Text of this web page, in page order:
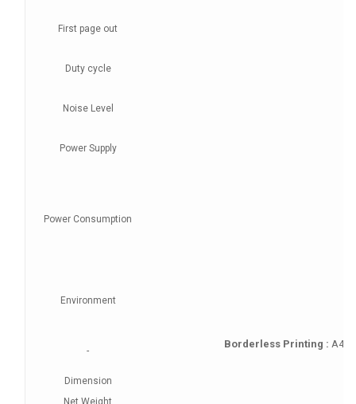
First page out
Duty cycle
Noise Level
Power Supply
Power Consumption
Environment
-
Borderless Printing : A4,
Dimension
Net Weight